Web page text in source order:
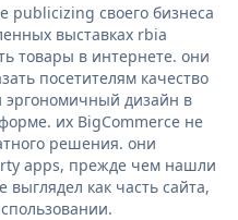
publicizing своего бизнеса
выставках rbia
товары в интернете. они
посетителям качество
эргономичный дизайн в
их BigCommerce не
решения. они
apps, прежде чем нашли
как часть сайта,